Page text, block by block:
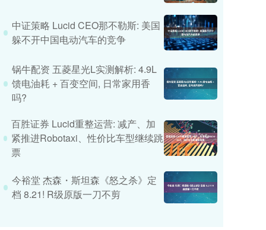
中证策略 Lucid CEO那不勒斯: 美国
躲不开中国电动汽车的竞争
锅牛配资 五菱星光L实测解析: 4.9L
馈电油耗 + 百变空间, 日常家用香
吗?
百胜证券 Lucid重整运营: 减产、加
紧推进Robotaxi、性价比车型继续跳
票
今裕堂 杰森・斯坦森《怒之杀》定
档 8.21! R级原版一刀不剪